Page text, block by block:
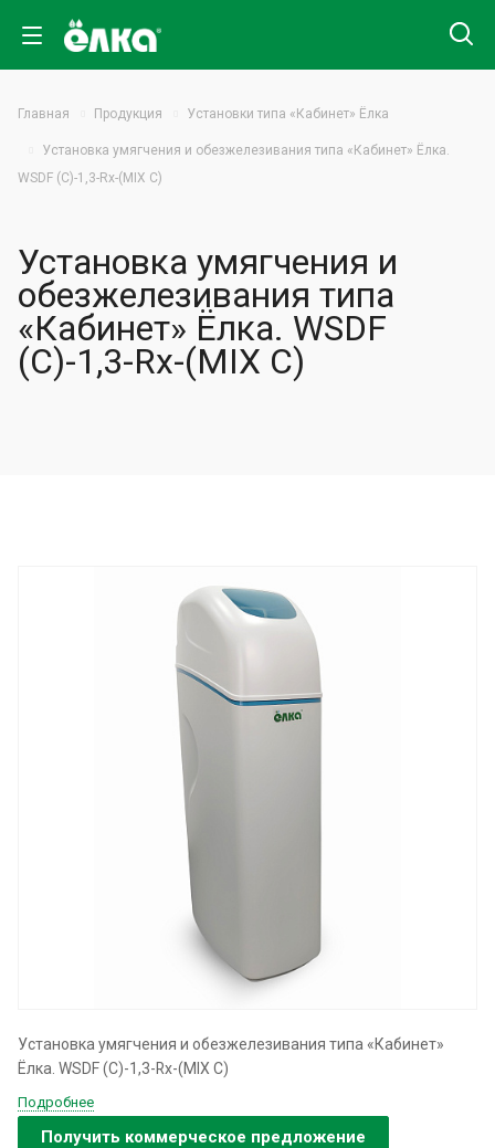
Главная Продукция Установки типа «Кабинет» Ёлка
Установка умягчения и обезжелезивания типа «Кабинет» Ёлка.
WSDF (C)-1,3-Rx-(MIX С)
Установка умягчения и
обезжелезивания типа
«Кабинет» Ёлка. WSDF
(C)-1,3-Rx-(MIX С)
Установка умягчения и обезжелезивания типа «Кабинет»
Ёлка. WSDF (C)-1,3-Rx-(MIX С)
Подробнее
Получить коммерческое предложение